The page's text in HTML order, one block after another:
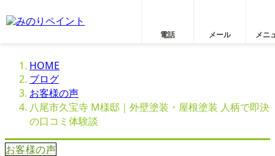
電話 メール メニ
HOME
ブログ
お客様の声
八尾市久宝寺 M様邸｜外壁塗装・屋根塗装 人柄で即決
の口コミ体験談
お客様の声